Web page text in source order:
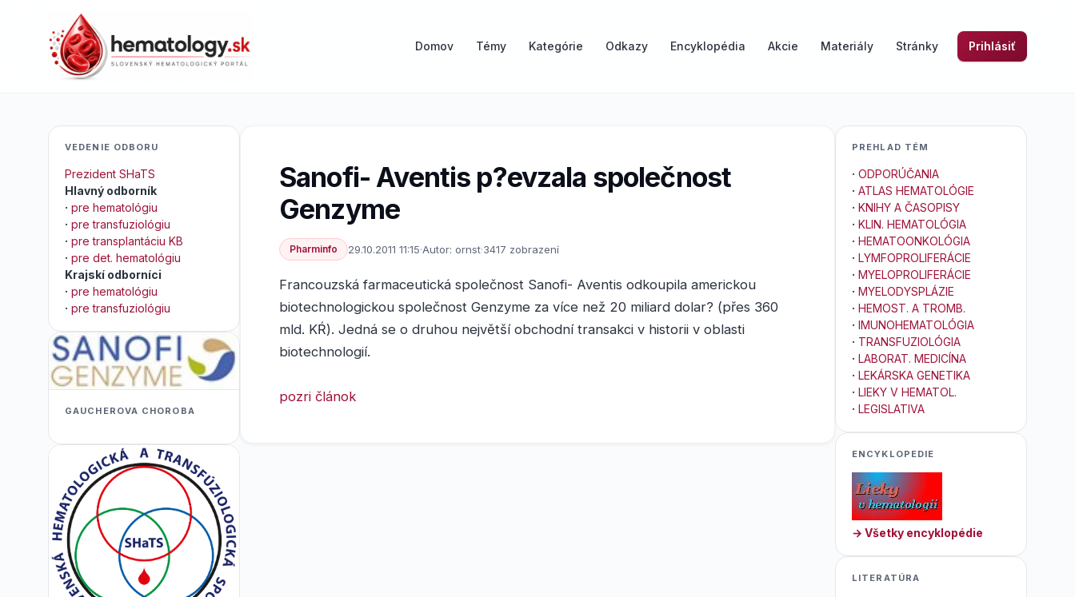
Domov Témy Kategórie Odkazy Encyklopédia Akcie Materiály Stránky Prihlásiť
Sanofi- Aventis p?evzala společnost
Genzyme
Pharminfo 29.10.2011 11:15·Autor: ornst·3417 zobrazení
Francouzská farmaceutická společnost Sanofi- Aventis odkoupila americkou
biotechnologickou společnost Genzyme za více než 20 miliard dolar? (přes 360
mld. KŔ). Jedná se o druhou největší obchodní transakci v historii v oblasti
biotechnologií.
pozri článok
VEDENIE ODBORU
Prezident SHaTS
Hlavný odborník
· pre hematológiu
· pre transfuziológiu
· pre transplantáciu KB
· pre det. hematológiu
Krajskí odborníci
· pre hematológiu
· pre transfuziológiu
GAUCHEROVA CHOROBA
PREHLAD TÉM
· ODPORÚČANIA
· ATLAS HEMATOLÓGIE
· KNIHY A ČASOPISY
· KLIN. HEMATOLÓGIA
· HEMATOONKOLÓGIA
· LYMFOPROLIFERÁCIE
· MYELOPROLIFERÁCIE
· MYELODYSPLÁZIE
· HEMOST. A TROMB.
· IMUNOHEMATOLÓGIA
· TRANSFUZIOLÓGIA
· LABORAT. MEDICÍNA
· LEKÁRSKA GENETIKA
· LIEKY V HEMATOL.
· LEGISLATIVA
ENCYKLOPEDIE
→ Všetky encyklopédie
LITERATÚRA